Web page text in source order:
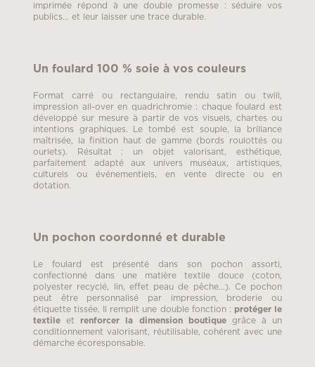
imprimée répond à une double promesse : séduire vos
publics… et leur laisser une trace durable.
Un foulard 100 % soie à vos couleurs
Format carré ou rectangulaire, rendu satin ou twill,
impression all-over en quadrichromie : chaque foulard est
développé sur mesure à partir de vos visuels, chartes ou
intentions graphiques. Le tombé est souple, la brillance
maîtrisée, la finition haut de gamme (bords roulottés ou
ourlets). Résultat : un objet valorisant, esthétique,
parfaitement adapté aux univers muséaux, artistiques,
culturels ou événementiels, en vente directe ou en
dotation.
Un pochon coordonné et durable
Le foulard est présenté dans son pochon assorti,
confectionné dans une matière textile douce (coton,
polyester recyclé, lin, effet peau de pêche…). Ce pochon
peut être personnalisé par impression, broderie ou
étiquette tissée. Il remplit une double fonction : protéger le
textile et renforcer la dimension boutiquegrâce à un
conditionnement valorisant, réutilisable, cohérent avec une
démarche écoresponsable.